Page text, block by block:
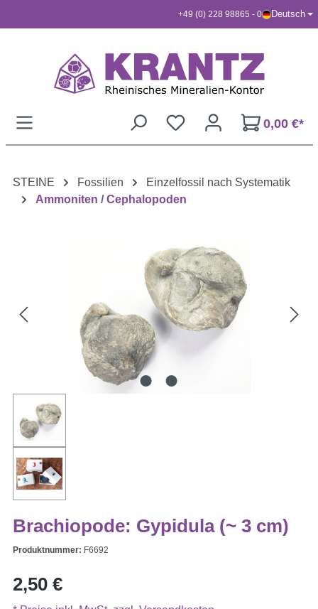
+49 (0) 228 98865 - 0 Deutsch
0,00 €*
STEINE Fossilien
Einzelfossil nach Systematik
Ammoniten / Cephalopoden
Brachiopode: Gypidula (~ 3 cm)
Produktnummer: F6692
Regulärer Preis:
2,50 €